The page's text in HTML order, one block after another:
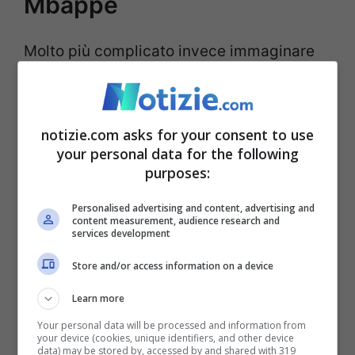
Molto più complicato invece immaginare
MLSdove
lo corteggiano. Il Manchester
United vuole risolvere la grana Ronaldo,
liberarsi del portoghese, del suo stipendio
il futuro. Sulla lista dei Red Devils c’è
Victor Osimhen
piace tantissimo a
indicato come il profilo ideale per
completare l’attacco dello United. Ma nelle
notizie.com asks for your consent to use
your personal data for the following
purposes:
Personalised advertising and content, advertising and
content measurement, audience research and
services development
Store and/or access information on a device
Learn more
Your personal data will be processed and information from
your device (cookies, unique identifiers, and other device
data) may be stored by, accessed by and shared with 319